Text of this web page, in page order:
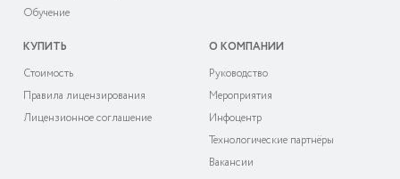
Обучение
КУПИТЬ
Cтоимость
Правила лицензирования
Лицензионное соглашение
О КОМПАНИИ
Руководство
Мероприятия
Инфоцентр
Технологические партнёры
Вакансии